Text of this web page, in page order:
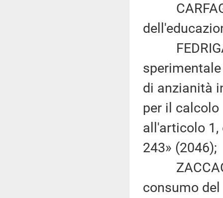
FEDRIGA:
di anzianità
per il
all'articolo
243» (2046);
consumo